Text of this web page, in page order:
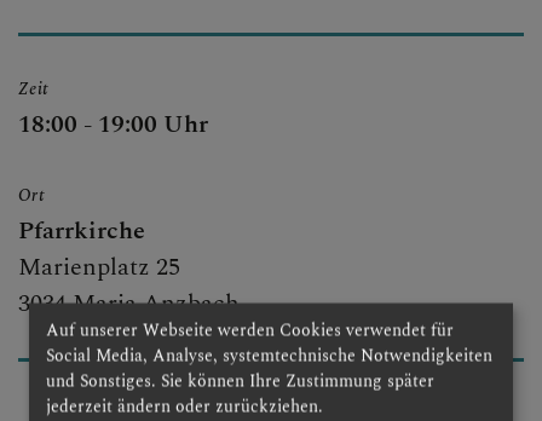
Zeit
18:00 - 19:00 Uhr
Ort
Pfarrkirche
Marienplatz 25
3034 Maria Anzbach
Auf unserer Webseite werden Cookies verwendet für
Social Media, Analyse, systemtechnische Notwendigkeiten
und Sonstiges. Sie können Ihre Zustimmung später
jederzeit ändern oder zurückziehen.